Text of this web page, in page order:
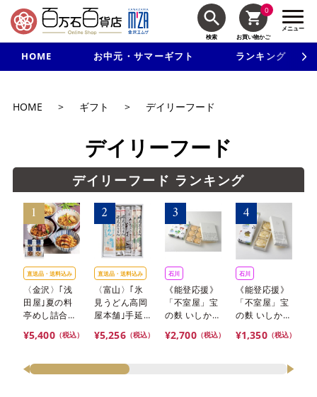
検索
0
お買い物かご
メニュー
HOME お中元・サマーギフト ランキング
新規入会で3千円以上で使える500円クーポンを進呈！
HOME > ギフト > デイリーフード
デイリーフード
デイリーフード ランキング
直送品・ 送料込み
〈金沢〉｢浅
田屋｣夏の料
亭めし詰合せ
島にはお届け
¥5,400（税込）
直送品・ 送料込み
〈富山〉｢氷
見うどん高岡
屋本舗｣手延
めん・そうめ
丸めん詰合せ
¥5,256（税込）
石川
《能登応援》
「不室屋」宝
の麩 いしかわ
とめ便対象】
¥2,700（税込）
石川
《能登応援》
「不室屋」宝
の麩 いしかわ
とめ便対象】
¥1,350（税込）